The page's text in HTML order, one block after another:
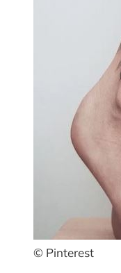
© Pinterest